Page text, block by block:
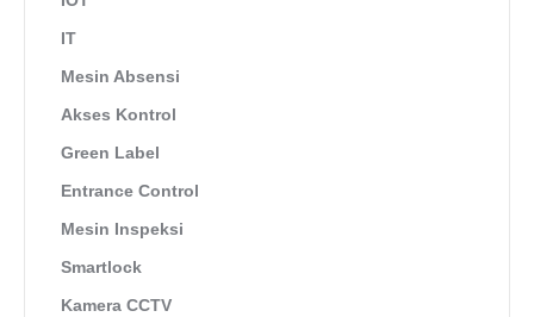
IT
Mesin Absensi
Akses Kontrol
Green Label
Entrance Control
Mesin Inspeksi
Smartlock
Kamera CCTV